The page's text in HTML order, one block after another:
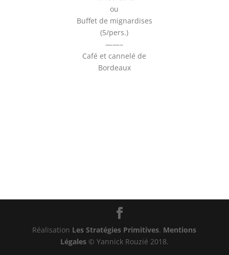
ou
Buffet de mignardises
(5/pers.)
——–
Café et cannelé de
Bordeaux
Réalisation Les Stratégies Primitives. Mentions
Légales© Yannick Rouzié 2018.